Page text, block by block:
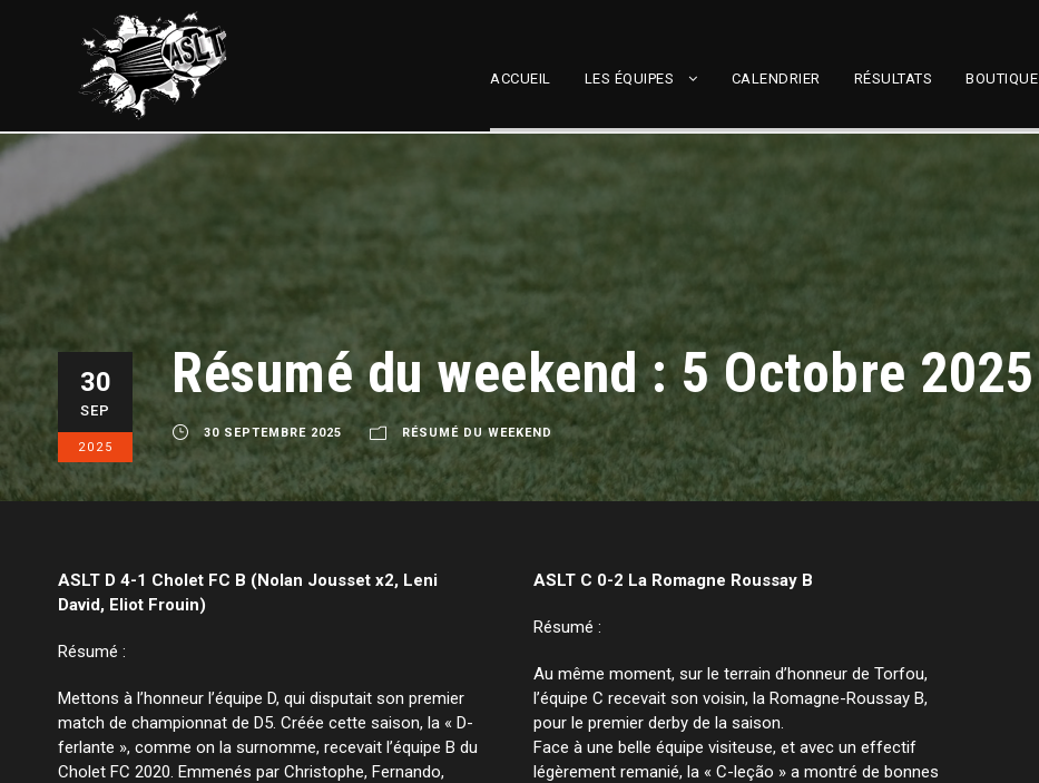
ACCUEIL LES ÉQUIPES CALENDRIER RÉSULTATS BOUTIQUE
30
SEP
2025
Résumé du weekend : 5 Octobre 2025
30 SEPTEMBRE 2025 RÉSUMÉ DU WEEKEND
ASLT D 4-1 Cholet FC B (Nolan Jousset x2, Leni
David, Eliot Frouin)
Résumé :
Mettons à l’honneur l’équipe D, qui disputait son premier
match de championnat de D5. Créée cette saison, la « D-
ferlante », comme on la surnomme, recevait l’équipe B du
Cholet FC 2020. Emmenés par Christophe, Fernando,
ASLT C 0-2 La Romagne Roussay B
Résumé :
Au même moment, sur le terrain d’honneur de Torfou,
l’équipe C recevait son voisin, la Romagne-Roussay B,
pour le premier derby de la saison.
Face à une belle équipe visiteuse, et avec un effectif
légèrement remanié, la « C-leção » a montré de bonnes